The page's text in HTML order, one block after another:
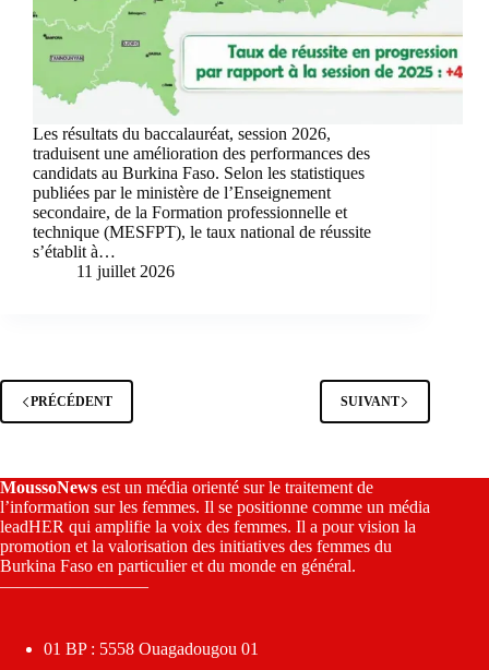
Les résultats du baccalauréat, session 2026,
traduisent une amélioration des performances des
candidats au Burkina Faso. Selon les statistiques
publiées par le ministère de l’Enseignement
secondaire, de la Formation professionnelle et
technique (MESFPT), le taux national de réussite
s’établit à…
11 juillet 2026
PRÉCÉDENT SUIVANT
MoussoNews est un média orienté sur le traitement de
l’information sur les femmes. Il se positionne comme un média
leadHER qui amplifie la voix des femmes. Il a pour vision la
promotion et la valorisation des initiatives des femmes du
Burkina Faso en particulier et du monde en général.
————————–
01 BP : 5558 Ouagadougou 01